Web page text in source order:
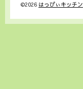
©2026 はっぴぃキッチン